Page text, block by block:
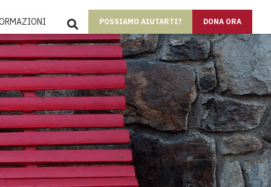
POSSIAMO AIUTARTI? DONA ORA